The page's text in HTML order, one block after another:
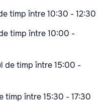
timp între 10:30 - 12:30
timp între 10:00 -
de timp între 15:00 -
timp între 15:30 - 17:30